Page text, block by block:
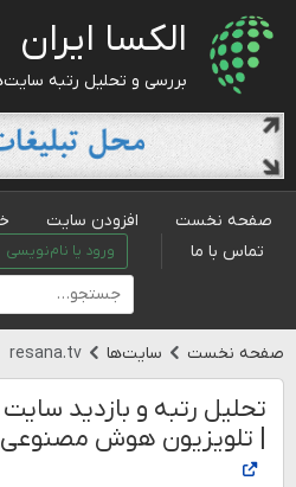
الکسا ایران
بررسی و تحلیل رتبه
صفحه نخست افزودن سایت
تماس با ما
ورود یا نام‌نویسی
صفحه نخست سایت‌ها resana.tv
تحلیل رتبه و بازدید
| تلویزیون هوش مصنوعی